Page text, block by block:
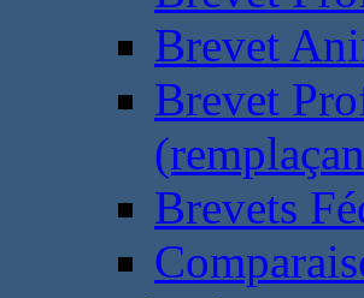
Brevet
Brevet
Brevets